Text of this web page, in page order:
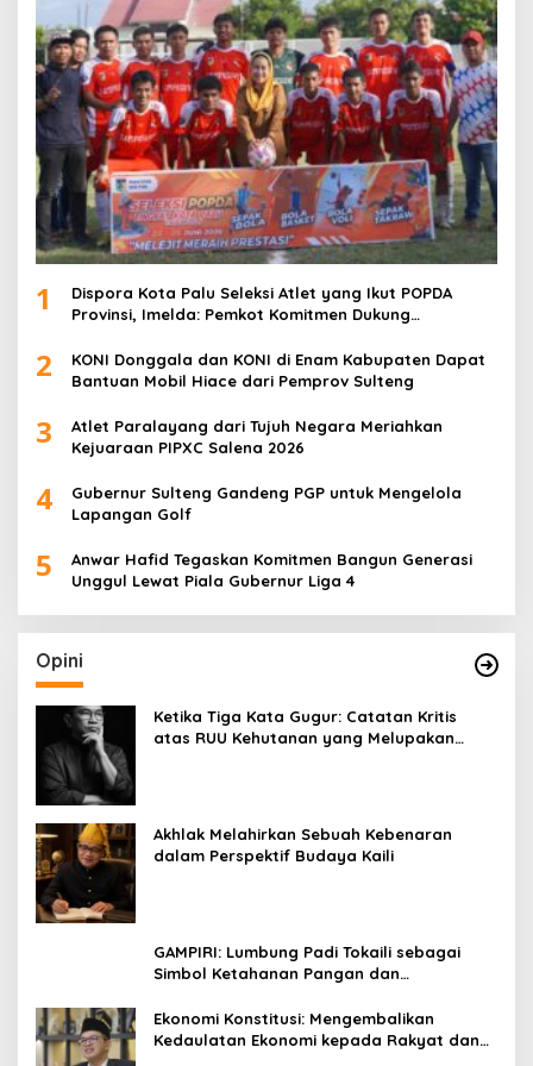
1
Dispora Kota Palu Seleksi Atlet yang Ikut POPDA
Provinsi, Imelda: Pemkot Komitmen Dukung
2
KONI Donggala dan KONI di Enam Kabupaten Dapat
Bantuan Mobil Hiace dari Pemprov Sulteng
3
Atlet Paralayang dari Tujuh Negara Meriahkan
Kejuaraan PIPXC Salena 2026
4
Gubernur Sulteng Gandeng PGP untuk Mengelola
Lapangan Golf
5
Anwar Hafid Tegaskan Komitmen Bangun Generasi
Unggul Lewat Piala Gubernur Liga 4
Opini
Ketika Tiga Kata Gugur: Catatan Kritis
atas RUU Kehutanan yang Melupakan
Akhlak Melahirkan Sebuah Kebenaran
dalam Perspektif Budaya Kaili
GAMPIRI: Lumbung Padi Tokaili sebagai
Simbol Ketahanan Pangan dan
Ekonomi Konstitusi: Mengembalikan
Kedaulatan Ekonomi kepada Rakyat dan